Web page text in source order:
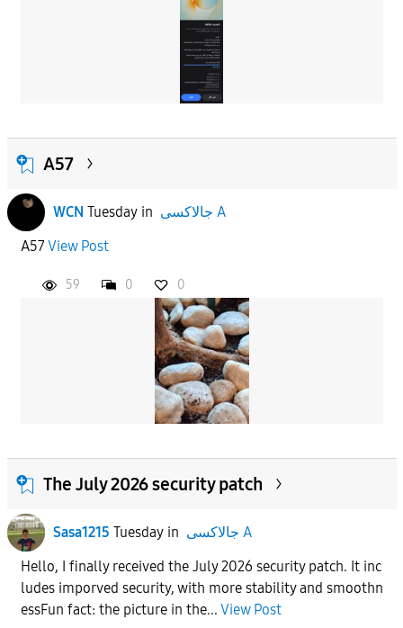
A57
WCN Tuesdayin
جالاكسى A
A57 View Post
59 0 0
The July 2026 security patch
Sasa1215 Tuesdayin
جالاكسى A
Hello, I finally received the July 2026 security patch. It inc
ludes imporved security, with more stability and smoothn
essFun fact: the picture in the... View Post